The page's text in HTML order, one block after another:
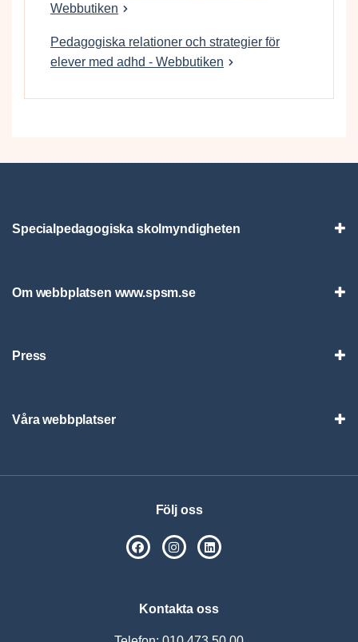
Webbutiken
Pedagogiska relationer och strategier för
elever med adhd - Webbutiken
Specialpedagogiska skolmyndigheten
Om webbplatsen www.spsm.se
Press
Våra webbplatser
Följ oss
SPSM på Facebook
SPSM på Instagram
Kontakta oss